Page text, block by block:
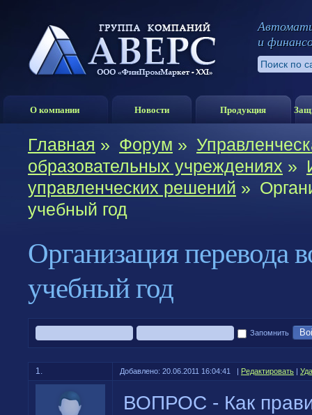
и
О компании Новости Продукция
Главная » Форум »
образовательных учреждениях »
управленческих решений »
учебный год
Организация перевода
учебный год
Запомнить
1. Добавлено: 20.06.2011 16:04:41 | Редактировать |
ВОПРОС - Как